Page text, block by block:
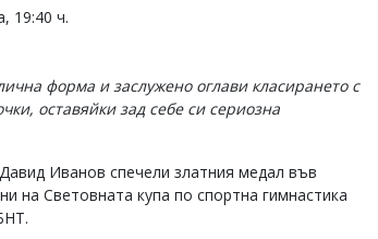
19:40 ч.
форма и заслужено оглави класирането с
оставяйки зад себе си сериозна
Иванов спечели златния медал във
на Световната купа по спортна гимнастика